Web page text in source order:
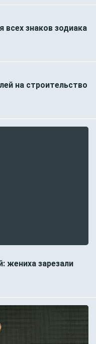
всех знаков зодиака
на строительство
жениха зарезали